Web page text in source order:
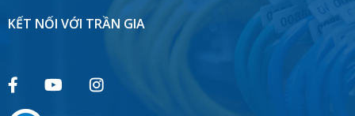
KẾT NỐI VỚI TRẦN GIA